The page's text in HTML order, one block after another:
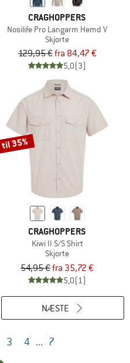
CRAGHOPPERS
Nosilife Pro Langarm Hemd V
Skjorte
129,95 €fra 84,47 €
5,0(3)
til 35%
CRAGHOPPERS
Kiwi II S/S Shirt
Skjorte
54,95 €fra 35,72 €
5,0(1)
3 4 ... 7
NÆSTE